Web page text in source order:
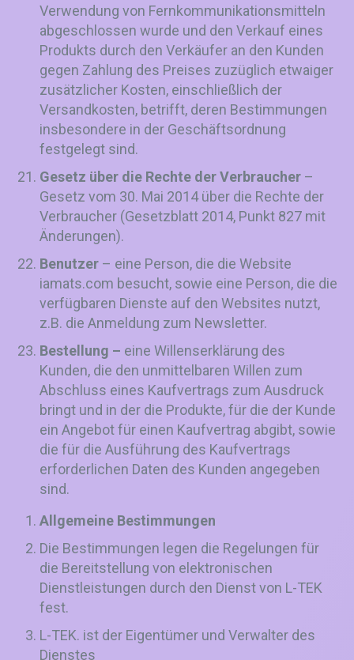
Verwendung von Fernkommunikationsmitteln
abgeschlossen wurde und den Verkauf eines
Produkts durch den Verkäufer an den Kunden
gegen Zahlung des Preises zuzüglich etwaiger
zusätzlicher Kosten, einschließlich der
Versandkosten, betrifft, deren Bestimmungen
insbesondere in der Geschäftsordnung
festgelegt sind.
Gesetz über die Rechte der Verbraucher –
Gesetz vom 30. Mai 2014 über die Rechte der
Verbraucher (Gesetzblatt 2014, Punkt 827 mit
Änderungen).
Benutzer – eine Person, die die Website
iamats.com besucht, sowie eine Person, die die
verfügbaren Dienste auf den Websites nutzt,
z.B. die Anmeldung zum Newsletter.
Bestellung – eine Willenserklärung des
Kunden, die den unmittelbaren Willen zum
Abschluss eines Kaufvertrags zum Ausdruck
bringt und in der die Produkte, für die der Kunde
ein Angebot für einen Kaufvertrag abgibt, sowie
die für die Ausführung des Kaufvertrags
erforderlichen Daten des Kunden angegeben
sind.
Allgemeine Bestimmungen
Die Bestimmungen legen die Regelungen für
die Bereitstellung von elektronischen
Dienstleistungen durch den Dienst von L-TEK
fest.
L-TEK. ist der Eigentümer und Verwalter des
Dienstes